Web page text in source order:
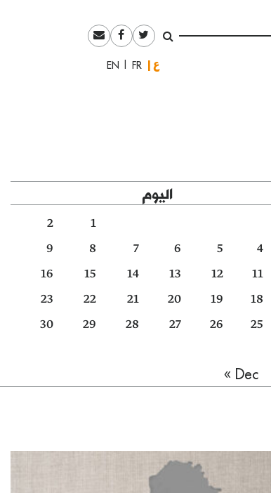
العربيةFrançais
English
اليوم
1
2
4
5
6
7
8
9
11
12
13
14
15
16
18
19
20
21
22
23
25
26
27
28
29
30